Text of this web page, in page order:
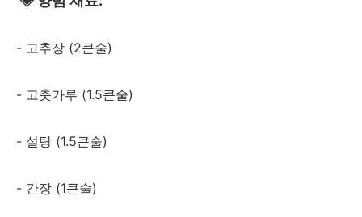
- 고추장 (2큰술)
- 고춧가루 (1.5큰술)
- 설탕 (1.5큰술)
- 간장 (1큰술)